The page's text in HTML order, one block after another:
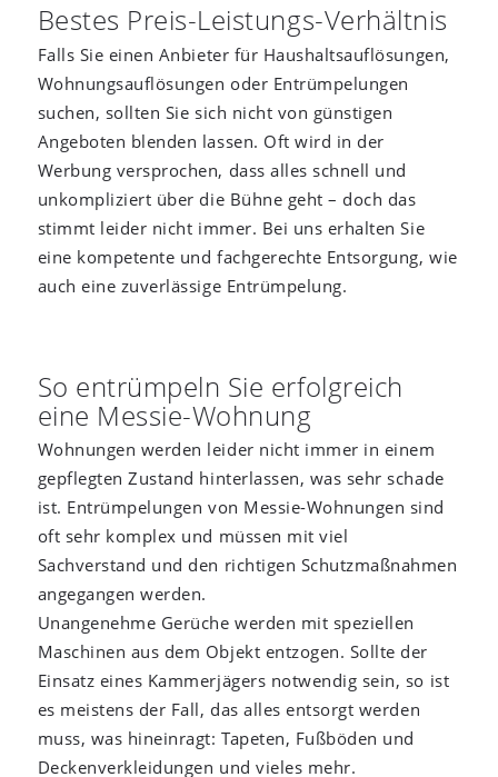
Bestes Preis-Leistungs-Verhältnis
Falls Sie einen Anbieter für Haushaltsauflösungen,
Wohnungsauflösungen oder Entrümpelungen
suchen, sollten Sie sich nicht von günstigen
Angeboten blenden lassen. Oft wird in der
Werbung versprochen, dass alles schnell und
unkompliziert über die Bühne geht – doch das
stimmt leider nicht immer. Bei uns erhalten Sie
eine kompetente und fachgerechte Entsorgung, wie
auch eine zuverlässige Entrümpelung.
So entrümpeln Sie erfolgreich
eine Messie-Wohnung
Wohnungen werden leider nicht immer in einem
gepflegten Zustand hinterlassen, was sehr schade
ist. Entrümpelungen von Messie-Wohnungen sind
oft sehr komplex und müssen mit viel
Sachverstand und den richtigen Schutzmaßnahmen
angegangen werden.
Unangenehme Gerüche werden mit speziellen
Maschinen aus dem Objekt entzogen. Sollte der
Einsatz eines Kammerjägers notwendig sein, so ist
es meistens der Fall, das alles entsorgt werden
muss, was hineinragt: Tapeten, Fußböden und
Deckenverkleidungen und vieles mehr.